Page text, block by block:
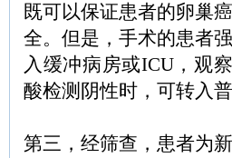
既可以保证患者的卵巢
全。但是，手术的患者
入缓冲病房或ICU，观
酸检测阴性时，可转入普
第三，经筛查，患者为